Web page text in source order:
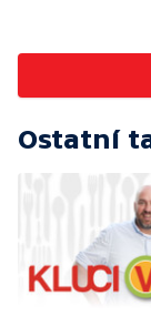
Ostatní